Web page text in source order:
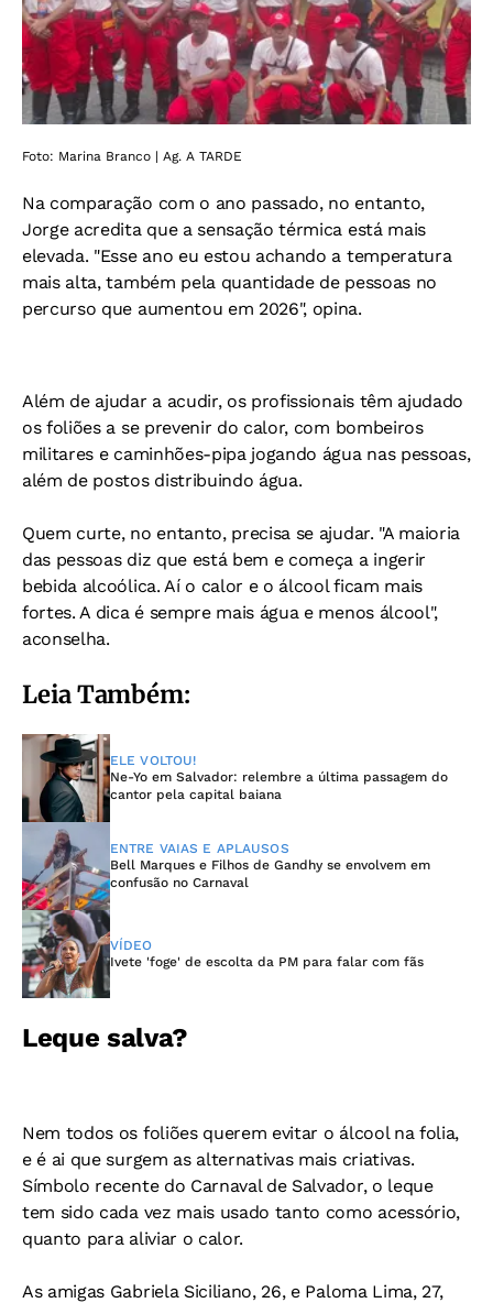
Foto: Marina Branco | Ag. A TARDE
Na comparação com o ano passado, no entanto,
Jorge acredita que a sensação térmica está mais
elevada. "Esse ano eu estou achando a temperatura
mais alta, também pela quantidade de pessoas no
percurso que aumentou em 2026", opina.
Além de ajudar a acudir, os profissionais têm ajudado
os foliões a se prevenir do calor, com bombeiros
militares e caminhões-pipa jogando água nas pessoas,
além de postos distribuindo água.
Quem curte, no entanto, precisa se ajudar. "A maioria
das pessoas diz que está bem e começa a ingerir
bebida alcoólica. Aí o calor e o álcool ficam mais
fortes. A dica é sempre mais água e menos álcool",
aconselha.
Leia Também:
ELE VOLTOU!
Ne-Yo em Salvador: relembre a última passagem do
cantor pela capital baiana
ENTRE VAIAS E APLAUSOS
Bell Marques e Filhos de Gandhy se envolvem em
confusão no Carnaval
VÍDEO
Ivete 'foge' de escolta da PM para falar com fãs
Leque salva?
Nem todos os foliões querem evitar o álcool na folia,
e é ai que surgem as alternativas mais criativas.
Símbolo recente do Carnaval de Salvador, o leque
tem sido cada vez mais usado tanto como acessório,
quanto para aliviar o calor.
As amigas Gabriela Siciliano, 26, e Paloma Lima, 27,